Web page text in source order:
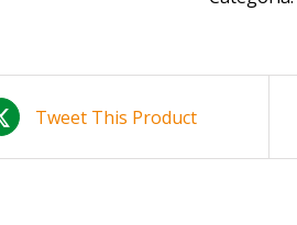
Tweet This Product